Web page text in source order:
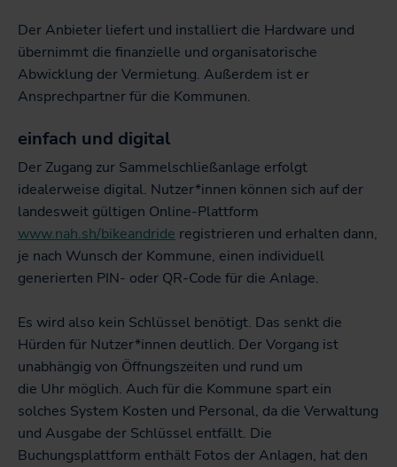
Der Anbieter liefert und installiert die Hardware und
übernimmt die finanzielle und organisatorische
Abwicklung der Vermietung. Außerdem ist er
Ansprechpartner für die Kommunen.
einfach und digital
Der Zugang zur Sammelschließanlage erfolgt
idealerweise digital. Nutzer*innen können sich auf der
landesweit gültigen Online-Plattform
www.nah.sh/bikeandride registrieren und erhalten dann,
je nach Wunsch der Kommune, einen individuell
generierten PIN- oder QR-Code für die Anlage.
Es wird also kein Schlüssel benötigt. Das senkt die
Hürden für Nutzer*innen deutlich. Der Vorgang ist
unabhängig von Öffnungszeiten und rund um
die Uhr möglich. Auch für die Kommune spart ein
solches System Kosten und Personal, da die Verwaltung
und Ausgabe der Schlüssel entfällt. Die
Buchungsplattform enthält Fotos der Anlagen, hat den